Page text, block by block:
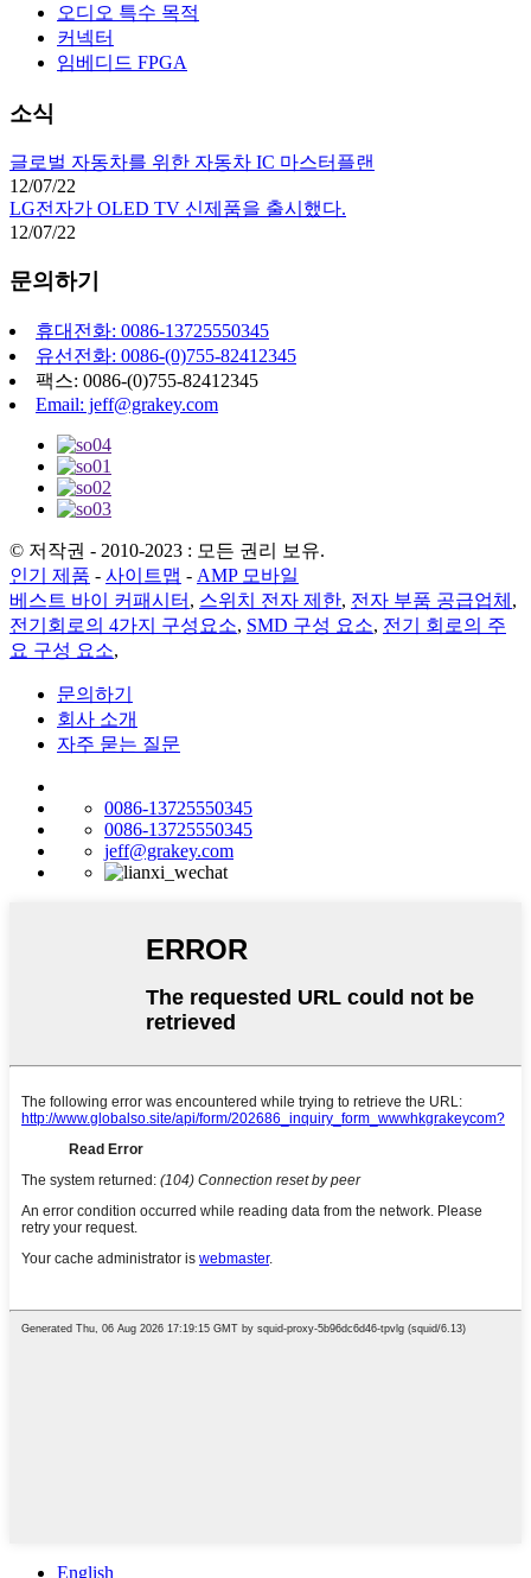
오디오 특수 목적
커넥터
임베디드 FPGA
소식
글로벌 자동차를 위한 자동차 IC 마스터플랜
12/07/22
LG전자가 OLED TV 신제품을 출시했다.
12/07/22
문의하기
휴대전화: 0086-13725550345
유선전화: 0086-(0)755-82412345
팩스: 0086-(0)755-82412345
Email: jeff@grakey.com
© 저작권 - 2010-2023 : 모든 권리 보유.
인기 제품 - 사이트맵 - AMP 모바일
베스트 바이 커패시터 , 스위치 전자 제한, 전자 부품 공급업체 ,
전기회로의 4가지 구성요소, SMD 구성 요소, 전기 회로의 주
요 구성 요소,
문의하기
회사 소개
자주 묻는 질문
0086-13725550345
0086-13725550345
jeff@grakey.com
English